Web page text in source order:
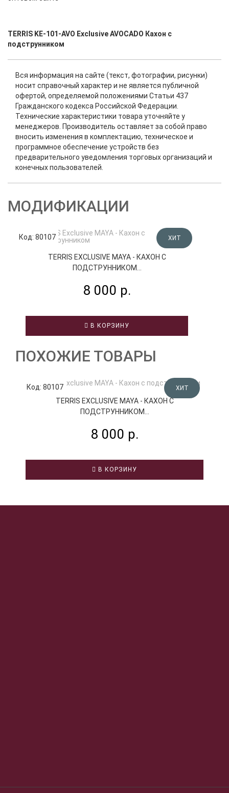
TERRIS KE-101-AVO Exclusive AVOCADO Кахон с
подструнником
Вся информация на сайте (текст, фотографии, рисунки)
носит справочный характер и не является публичной
офертой, определяемой положениями Статьи 437
Гражданского кодекса Российской Федерации.
Технические характеристики товара уточняйте у
менеджеров. Производитель оставляет за собой право
вносить изменения в комплектацию, техническое и
программное обеспечение устройств без
предварительного уведомления торговых организаций и
конечных пользователей.
МОДИФИКАЦИИ
Код: 80107 ХИТ
TERRIS EXCLUSIVE MAYA - КАХОН С
ПОДСТРУННИКОМ...
8 000 р.
В КОРЗИНУ
ПОХОЖИЕ ТОВАРЫ
Код: 80107 ХИТ
TERRIS EXCLUSIVE MAYA - КАХОН С
ПОДСТРУННИКОМ...
8 000 р.
В КОРЗИНУ